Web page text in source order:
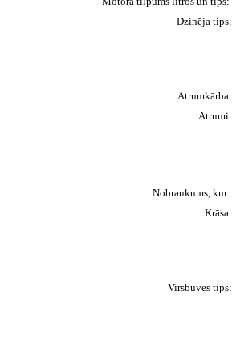
Dzinēja tips:
Ātrumkārba:
Ātrumi:
Nobraukums, km:
Krāsa:
Virsbūves tips: